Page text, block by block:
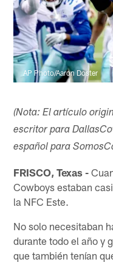
AP Photo/Aaron Doster
(Nota: El artículo
escritor para
español para
FRISCO, Texas -
Cowboys estaban
la NFC Este.
No solo necesitaban
durante todo el año y
que también tenían